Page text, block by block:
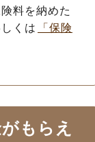
料を納めた
くは
「保険
もらえ